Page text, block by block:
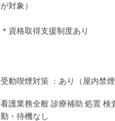
が対象）
＊資格取得支援制度あり
受動喫煙対策 ：あり（屋内禁
看護業務全般 診療補助 処置 検
勤・待機なし